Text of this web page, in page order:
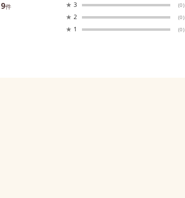
9件 ★ 3 (0)
★ 2 (0)
★ 1 (0)